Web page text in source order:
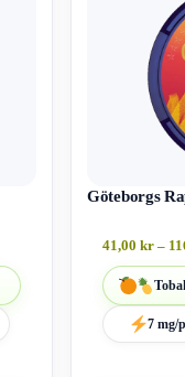
Göteborgs
41,00 kr –
7 mg/